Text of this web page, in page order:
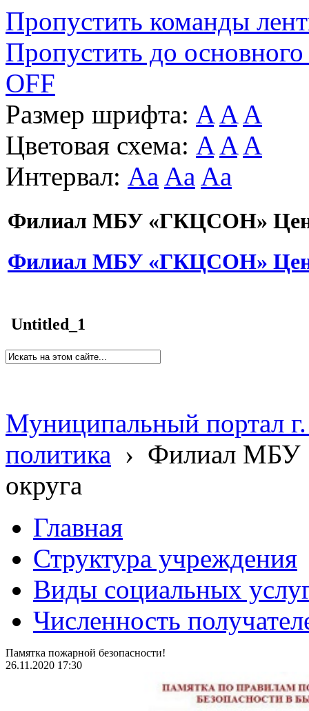
Пропустить команды
Пропустить до основного
OFF
Размер шрифта: A A A
Цветовая схема: A A A
Интервал: Aa Aa Aa
Филиал МБУ «ГКЦСОН»
Филиал МБУ «ГКЦСОН»
Untitled_1
Муниципальный портал
политика › Филиал МБУ
округа
Главная
Структура учреждения
Виды социальных
Численность
Памятка пожарной безопасности!
26.11.2020 17:30